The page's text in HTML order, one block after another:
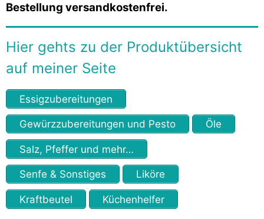
Bestellung versandkostenfrei.
Hier gehts zu der Produktübersicht
auf meiner Seite
Essig­zubereitungen
Gewürz­zubereitungen und Pesto Öle
Salz, Pfeffer und mehr…
Senfe & Sonstiges Liköre
Kraftbeutel Küchenhelfer